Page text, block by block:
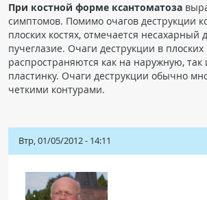
При костной форме ксантоматоза
симптомов. Помимо очагов деструкции
плоских костях, отмечается несахарный
пучеглазие. Очаги деструкции в плоских
распространяются как на наружную,
пластинку. Очаги деструкции обычно
четкими контурами.
Втр, 01/05/2012 - 14:11